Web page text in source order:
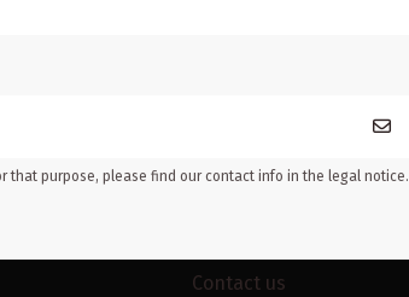
that purpose, please find our contact info in the legal notice.
Contact us